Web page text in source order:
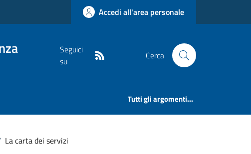
Accedi all'area personale
Seguici
su
Cerca
Tutti gli argomenti...
La carta dei servizi